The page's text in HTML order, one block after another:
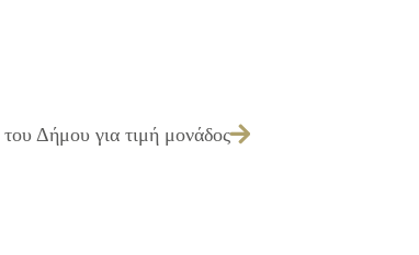
Δήμου για τιμή μονάδος